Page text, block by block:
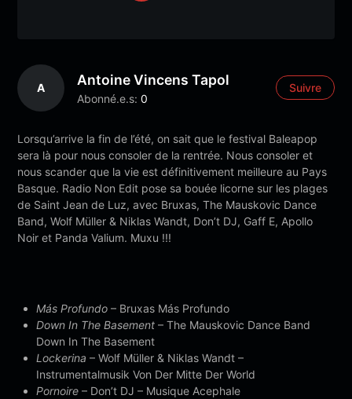
A Antoine Vincens Tapol
Abonné.e.s: 0
Suivre
Lorsqu’arrive la fin de l’été, on sait que le festival Baleapop
sera là pour nous consoler de la rentrée. Nous consoler et
nous scander que la vie est définitivement meilleure au Pays
Basque. Radio Non Edit pose sa bouée licorne sur les plages
de Saint Jean de Luz, avec Bruxas, The Mauskovic Dance
Band, Wolf Müller & Niklas Wandt, Don’t DJ, Gaff E, Apollo
Noir et Panda Valium. Muxu !!!
Más Profundo – Bruxas Más Profundo
Down In The Basement – The Mauskovic Dance Band
Down In The Basement
Lockerina – Wolf Müller & Niklas Wandt –
Instrumentalmusik Von Der Mitte Der World
Pornoire – Don’t DJ – Musique Acephale